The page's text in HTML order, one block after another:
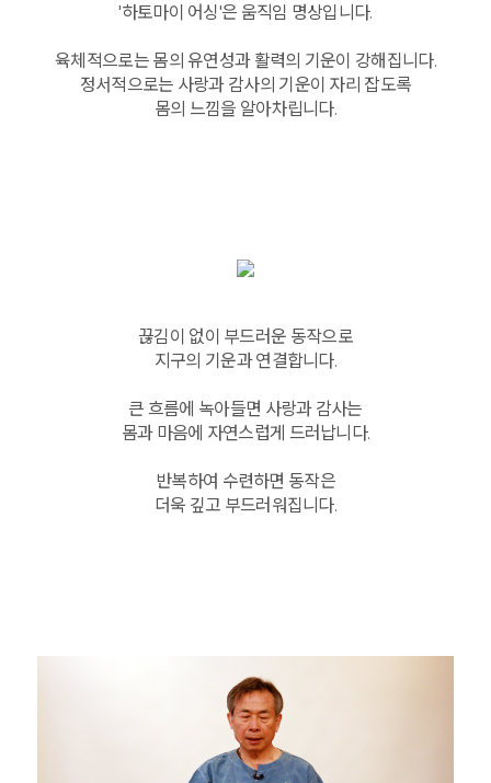
'하토마이 어싱'은 움직임 명상입니다.
육체적으로는 몸의 유연성과 활력의 기운이 강해집니다.
정서적으로는 사랑과 감사의 기운이 자리 잡도록
몸의 느낌을 알아차립니다.
끊김이 없이 부드러운 동작으로
지구의 기운과 연결합니다.
큰 흐름에 녹아들면 사랑과 감사는
몸과 마음에 자연스럽게 드러납니다.
반복하여 수련하면 동작은
더욱 깊고 부드러워집니다.